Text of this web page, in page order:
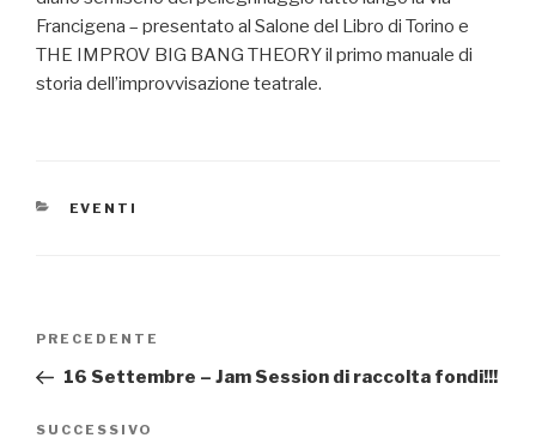
Francigena – presentato al Salone del Libro di Torino e
THE IMPROV BIG BANG THEORY il primo manuale di
storia dell’improvvisazione teatrale.
CATEGORIE
EVENTI
Articolo
precedente:
PRECEDENTE
16 Settembre – Jam Session di raccolta fondi!!!
Articolo
SUCCESSIVO